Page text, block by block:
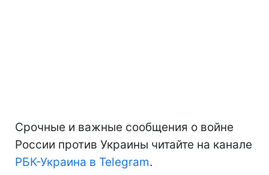
Срочные и важные сообщения о войне
России против Украины читайте на канале
РБК-Украина в Telegram.